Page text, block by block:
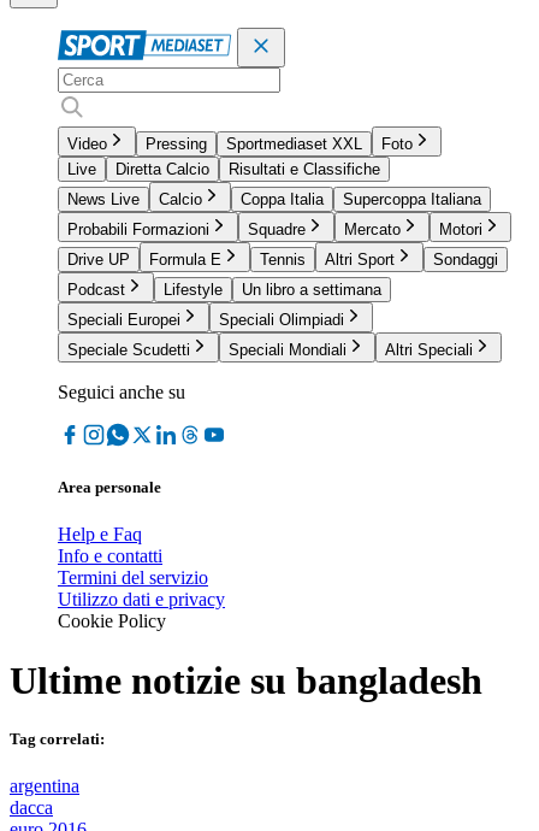
Video Pressing Sportmediaset XXL
Foto
Live
Diretta Calcio
Risultati e Classifiche
News Live
Calcio Coppa Italia
Supercoppa Italiana
Probabili Formazioni
Squadre Mercato
Motori
Drive UP
Formula E Tennis Altri Sport
Sondaggi
Podcast
Lifestyle
Un libro a settimana
Speciali Europei
Speciali Olimpiadi
Speciale Scudetti
Speciali Mondiali Altri Speciali
Seguici anche su
Area personale
Help e Faq
Info e contatti
Termini del servizio
Utilizzo dati e privacy
Cookie Policy
Ultime notizie su bangladesh
Tag correlati:
argentina
dacca